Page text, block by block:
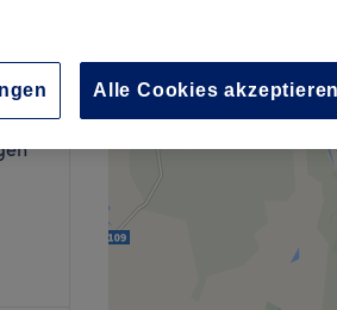
Alle Cookies akzeptieren